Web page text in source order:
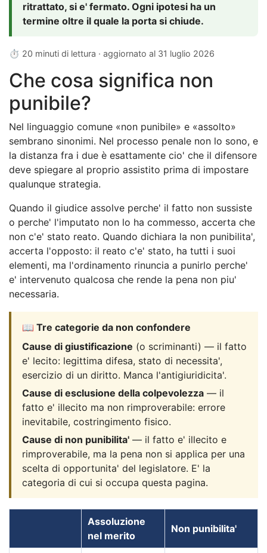
ritrattato, si e' fermato. Ogni ipotesi ha un
termine oltre il quale la porta si chiude.
⏱ 20 minuti di lettura · aggiornato al 31 luglio 2026
Che cosa significa non
punibile?
Nel linguaggio comune «non punibile» e «assolto»
sembrano sinonimi. Nel processo penale non lo sono, e
la distanza fra i due è esattamente cio' che il difensore
deve spiegare al proprio assistito prima di impostare
qualunque strategia.
Quando il giudice assolve perche' il fatto non sussiste
o perche' l'imputato non lo ha commesso, accerta che
non c'e' stato reato. Quando dichiara la non punibilita',
accerta l'opposto: il reato c'e' stato, ha tutti i suoi
elementi, ma l'ordinamento rinuncia a punirlo perche'
e' intervenuto qualcosa che rende la pena non piu'
necessaria.
📖 Tre categorie da non confondere
Cause di giustificazione (o scriminanti) — il fatto
e' lecito: legittima difesa, stato di necessita',
esercizio di un diritto. Manca l'antigiuridicita'.
Cause di esclusione della colpevolezza — il
fatto e' illecito ma non rimproverabile: errore
inevitabile, costringimento fisico.
Cause di non punibilita' — il fatto e' illecito e
rimproverabile, ma la pena non si applica per una
scelta di opportunita' del legislatore. E' la
categoria di cui si occupa questa pagina.
Assoluzione
nel merito
Non punibilita'